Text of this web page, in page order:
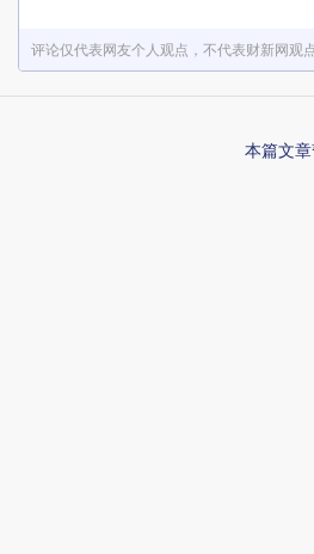
评论仅代表网友个人观点，不代表财新网观
本篇文